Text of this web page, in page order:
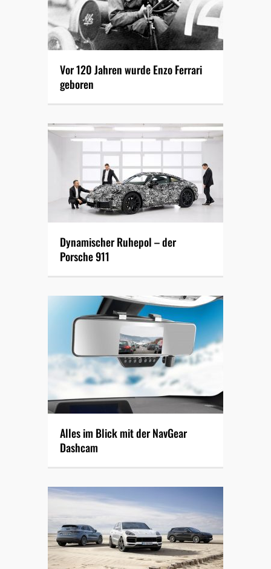
Vor 120 Jahren wurde Enzo Ferrari
geboren
Dynamischer Ruhepol – der
Porsche 911
Alles im Blick mit der NavGear
Dashcam